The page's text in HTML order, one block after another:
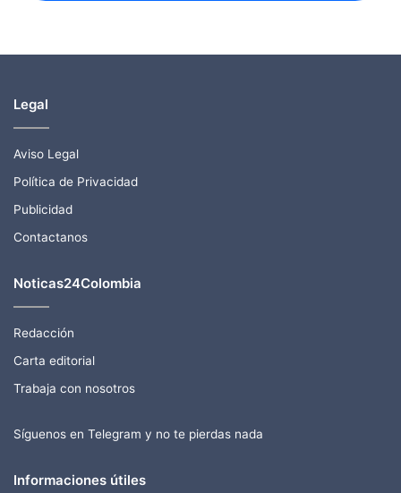
Legal
Aviso Legal
Política de Privacidad
Publicidad
Contactanos
Noticas24Colombia
Redacción
Carta editorial
Trabaja con nosotros
Síguenos en Telegram y no te pierdas nada
Informaciones útiles